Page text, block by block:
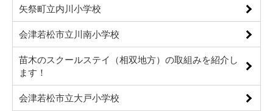
矢祭町立内川小学校
会津若松市立川南小学校
苗木のスクールステイ（相双地方）の取組みを紹介し
ます！
会津若松市立大戸小学校